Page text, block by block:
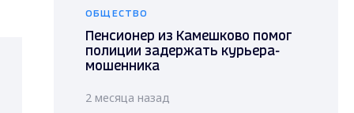
ОБЩЕСТВО
Пенсионер из Камешково помог
полиции задержать курьера-
мошенника
2 месяца назад